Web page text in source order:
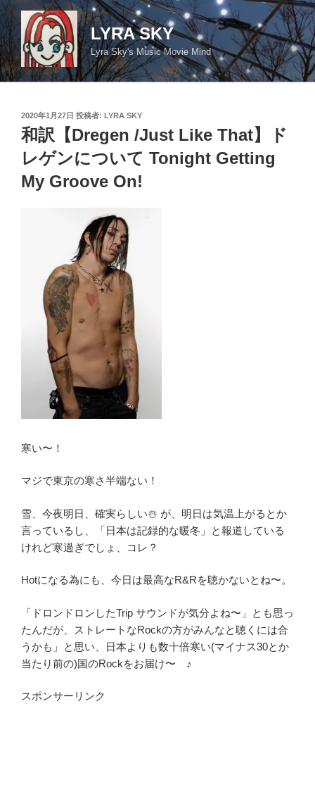
コ
ン
テ
ン
ツ
LYRA SKY
Lyra Sky's Music Movie Mind
投
稿
日:
2020年1月27日 投稿者: LYRA SKY
和訳【Dregen /Just Like That】ド
レゲンについて Tonight Getting
My Groove On!
寒い〜！
マジで東京の寒さ半端ない！
雪、今夜明日、確実らしい☃️ が、明日は気温上がるとか
言っているし、「日本は記録的な暖冬」と報道している
けれど寒過ぎでしょ、コレ？
Hotになる為にも、今日は最高なR&Rを聴かないとね〜。
「ドロンドロンしたTrip サウンドが気分よね〜」とも思っ
たんだが、ストレートなRockの方がみんなと聴くには合
うかも」と思い、日本よりも数十倍寒い(マイナス30とか
当たり前の)国のRockをお届け〜 ♪
スポンサーリンク